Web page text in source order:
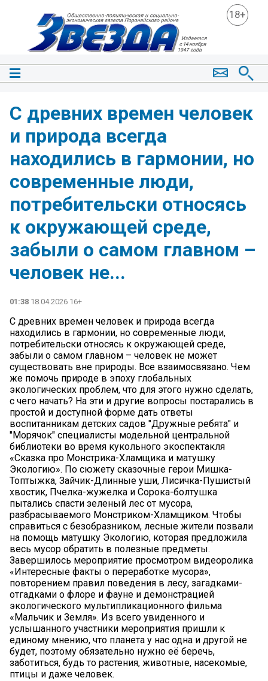
18+
С древних времен человек
и природа всегда
находились в гармонии, но
современные люди,
потребительски относясь
к окружающей среде,
забыли о самом главном –
человек не...
01:38 18.04.2026 16+
С древних времен человек и природа всегда
находились в гармонии, но современные люди,
потребительски относясь к окружающей среде,
забыли о самом главном – человек не может
существовать вне природы. Все взаимосвязано. Чем
же помочь природе в эпоху глобальных
экологических проблем, что для этого нужно сделать,
с чего начать? На эти и другие вопросы постарались в
простой и доступной форме дать ответы
воспитанникам детских садов "Дружные ребята" и
"Морячок" специалисты модельной центральной
библиотеки во время кукольного экоспектакля
«Сказка про Монстрика-Хламщика и матушку
Экологию». По сюжету сказочные герои Мишка-
Топтыжка, Зайчик-Длинные уши, Лисичка-Пушистый
хвостик, Пчелка-жужелка и Сорока-болтушка
пытались спасти зеленый лес от мусора,
разбрасываемого Монстриком-Хламщиком. Чтобы
справиться с безобразником, лесные жители позвали
на помощь матушку Экологию, которая предложила
весь мусор обратить в полезные предметы.
Завершилось мероприятие просмотром видеоролика
«Интересные факты о переработке мусора»,
повторением правил поведения в лесу, загадками-
отгадками о флоре и фауне и демонстрацией
экологического мультипликационного фильма
«Мальчик и Земля». Из всего увиденного и
услышанного участники мероприятия пришли к
единому мнению, что планета у нас одна и другой не
будет, поэтому обязательно нужно её беречь,
заботиться, будь то растения, животные, насекомые,
птицы и даже человек.